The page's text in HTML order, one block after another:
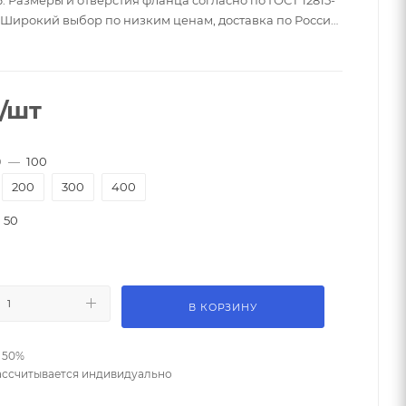
Широкий выбор по низким ценам, доставка по России,
оптом, большой выбор - ☎
/шт
— 100
200 300 400
50
В КОРЗИНУ
индивидуально